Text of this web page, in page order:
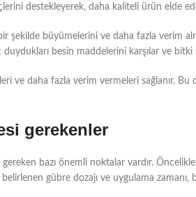
destekleyerek, daha kaliteli ürün elde
şekilde büyümelerini ve daha fazla verim
besin maddelerini karşılar ve bitki
ve daha fazla verim vermeleri sağlanır.
gerekenler
bazı önemli noktalar vardır.
gübre dozajı ve uygulama zamanı,